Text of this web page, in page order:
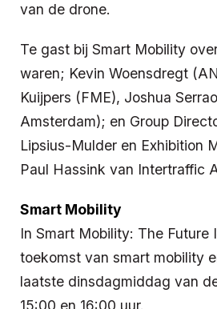
van de drone.
Te gast bij Smart Mobility
waren; Kevin Woensdregt
Kuijpers (FME), Joshua
Amsterdam); en Group
Lipsius-Mulder en Exhibition
Paul Hassink van Intertraffic
Smart Mobility
In Smart Mobility: The Future
toekomst van smart mobility
laatste dinsdagmiddag van
15:00 en 16:00 uur.